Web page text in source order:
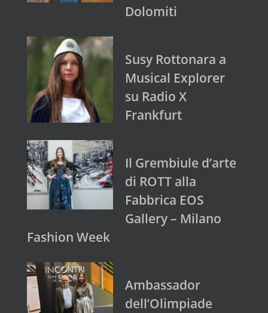
Dolomiti
Susy Rottonara a
Musical Explorer
su Radio X
Frankfurt
Il Grembiule d’arte
di ROTT alla
Fabbrica EOS
Gallery – Milano
Fashion Week
Ambassador
dell’Olimpiade